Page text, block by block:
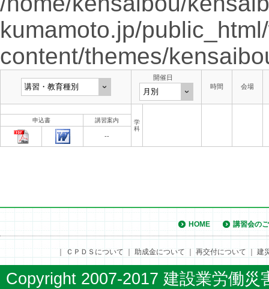
kumamoto.jp/
content/themes/
開催日
時間
会場
学
科
申込書 講習案内
--
HOME 講習会の
ＣＰＤＳについて 助成金について 再交付について 建
Copyright 2007-2017 建設業労働